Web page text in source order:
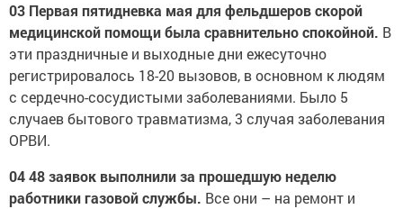
03 Первая пятидневка мая для фельдшеров скорой
медицинской помощи была сравнительно спокойной. В
эти праздничные и выходные дни ежесуточно
регистрировалось 18-20 вызовов, в основном к людям
с сердечно-сосудистыми заболеваниями. Было 5
случаев бытового травматизма, 3 случая заболевания
ОРВИ.
04 48 заявок выполнили за прошедшую неделю
работники газовой службы. Все они – на ремонт и